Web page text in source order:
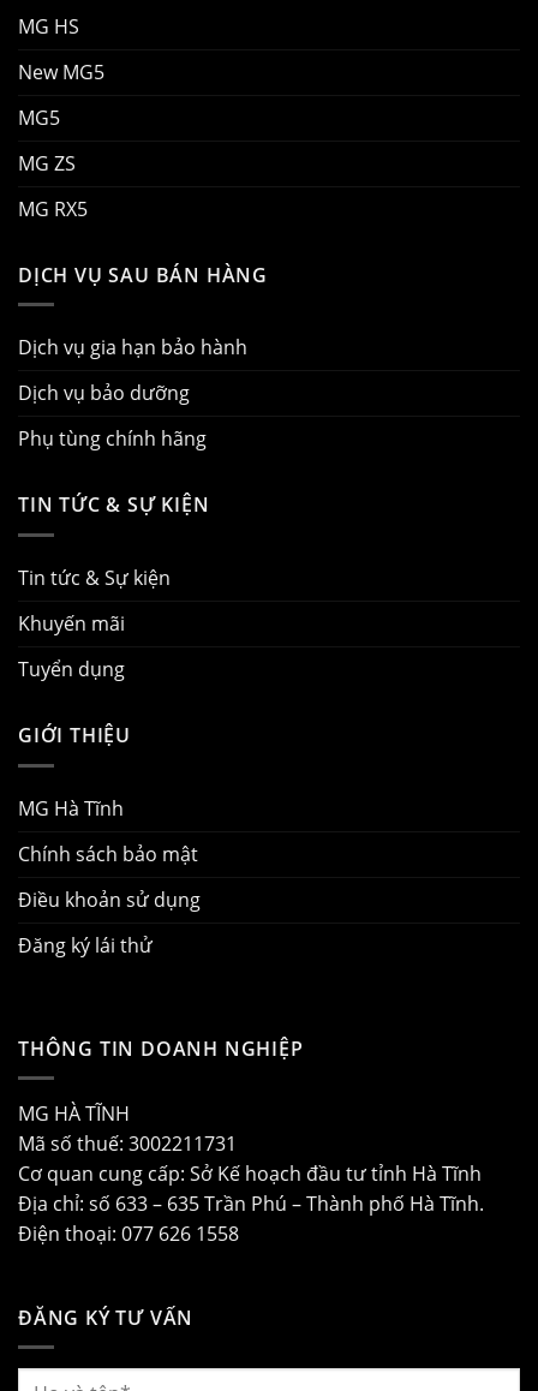
MG HS
New MG5
MG5
MG ZS
MG RX5
DỊCH VỤ SAU BÁN HÀNG
Dịch vụ gia hạn bảo hành
Dịch vụ bảo dưỡng
Phụ tùng chính hãng
TIN TỨC & SỰ KIỆN
Tin tức & Sự kiện
Khuyến mãi
Tuyển dụng
GIỚI THIỆU
MG Hà Tĩnh
Chính sách bảo mật
Điều khoản sử dụng
Đăng ký lái thử
THÔNG TIN DOANH NGHIỆP
MG HÀ TĨNH
Mã số thuế: 3002211731
Cơ quan cung cấp: Sở Kế hoạch đầu tư tỉnh Hà Tĩnh
Địa chỉ: số 633 – 635 Trần Phú – Thành phố Hà Tĩnh.
Điện thoại: 077 626 1558
ĐĂNG KÝ TƯ VẤN